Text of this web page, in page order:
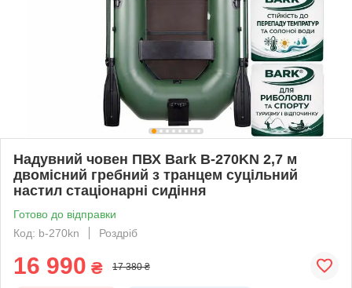
Надувний човен ПВХ Bark B-270KN 2,7 м
двомісний гребний з транцем суцільний
настил стаціонарні сидіння
Готово до відправки
Код: b-270kn
Роздріб
16 990 ₴ 17 380 ₴